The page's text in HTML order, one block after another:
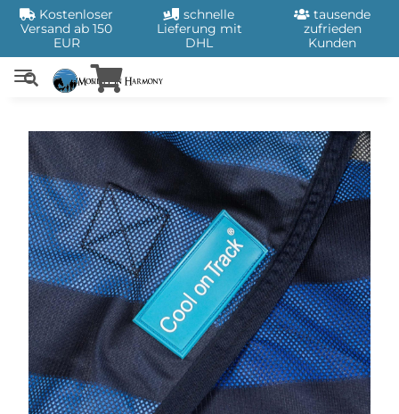
Kostenloser
Versand ab 150
EUR
schnelle
Lieferung mit
DHL
tausende
zufrieden
Kunden